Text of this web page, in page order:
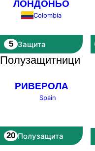
ЛОНДОНЬО
Colombia
5 Защита
Полузащитници
РИВЕРОЛА
Spain
20 Полузащита